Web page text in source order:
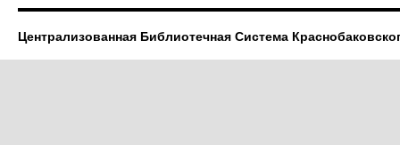
Централизованная Библиотечная Система